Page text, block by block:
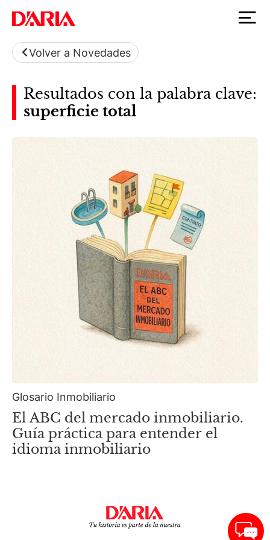
Volver a Novedades
Resultados con la palabra clave:
superficie total
Glosario Inmobiliario
El ABC del mercado inmobiliario.
Guía práctica para entender el
idioma inmobiliario